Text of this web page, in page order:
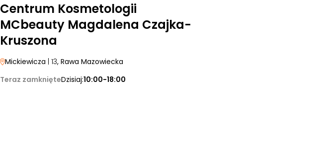
Centrum Kosmetologii
MCbeauty Magdalena Czajka-
Kruszona
Mickiewicza | 13, Rawa Mazowiecka
Teraz zamknięteDzisiaj:10:00-18:00